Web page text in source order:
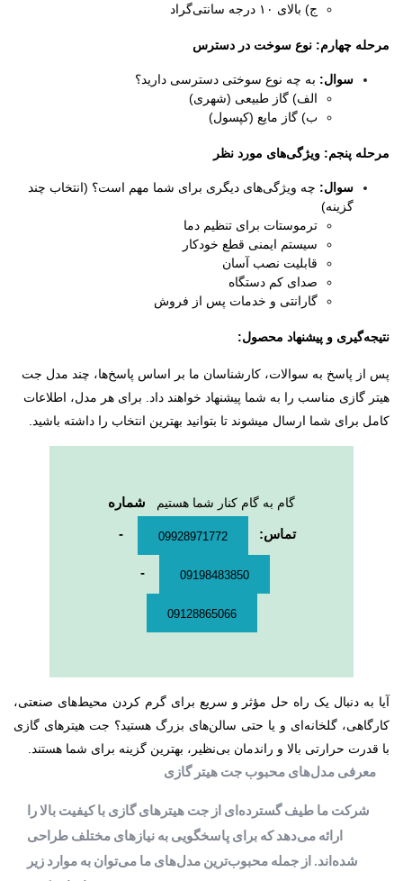
ج) بالای ۱۰ درجه سانتی‌گراد
مرحله چهارم: نوع سوخت در دسترس
سوال: به چه نوع سوختی دسترسی دارید؟
الف) گاز طبیعی (شهری)
ب) گاز مایع (کپسول)
مرحله پنجم: ویژگی‌های مورد نظر
سوال: چه ویژگی‌های دیگری برای شما مهم است؟ (انتخاب چند
گزینه)
ترموستات برای تنظیم دما
سیستم ایمنی قطع خودکار
قابلیت نصب آسان
صدای کم دستگاه
گارانتی و خدمات پس از فروش
نتیجه‌گیری و پیشنهاد محصول:
پس از پاسخ به سوالات، کارشناسان ما بر اساس پاسخ‌ها، چند مدل جت
هیتر گازی مناسب را به شما پیشنهاد خواهند داد. برای هر مدل، اطلاعات
کامل برای شما ارسال میشوند تا بتوانید بهترین انتخاب را داشته باشید.
گام به گام کنار شما هستیم شماره
تماس: 09928971772
-
09198483850
-
09128865066
آیا به دنبال یک راه حل مؤثر و سریع برای گرم کردن محیط‌های صنعتی،
کارگاهی، گلخانه‌ای و یا حتی سالن‌های بزرگ هستید؟ جت هیترهای گازی
با قدرت حرارتی بالا و راندمان بی‌نظیر، بهترین گزینه برای شما هستند.
معرفی مدل‌های محبوب جت هیتر گازی
شرکت ما طیف گسترده‌ای از جت هیترهای گازی با کیفیت بالا را
ارائه می‌دهد که برای پاسخگویی به نیازهای مختلف طراحی
شده‌اند. از جمله محبوب‌ترین مدل‌های ما می‌توان به موارد زیر